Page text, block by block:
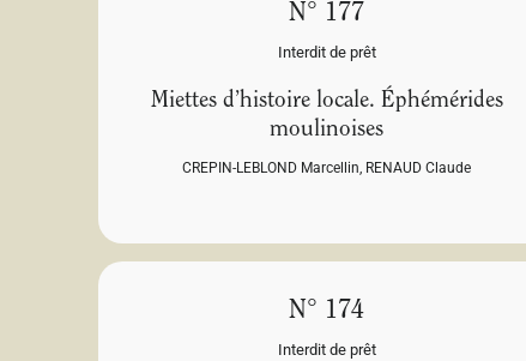
N° 177
Interdit de prêt
Miettes d’histoire locale. Éphémérides
moulinoises
CREPIN-LEBLOND Marcellin, RENAUD Claude
N° 174
Interdit de prêt